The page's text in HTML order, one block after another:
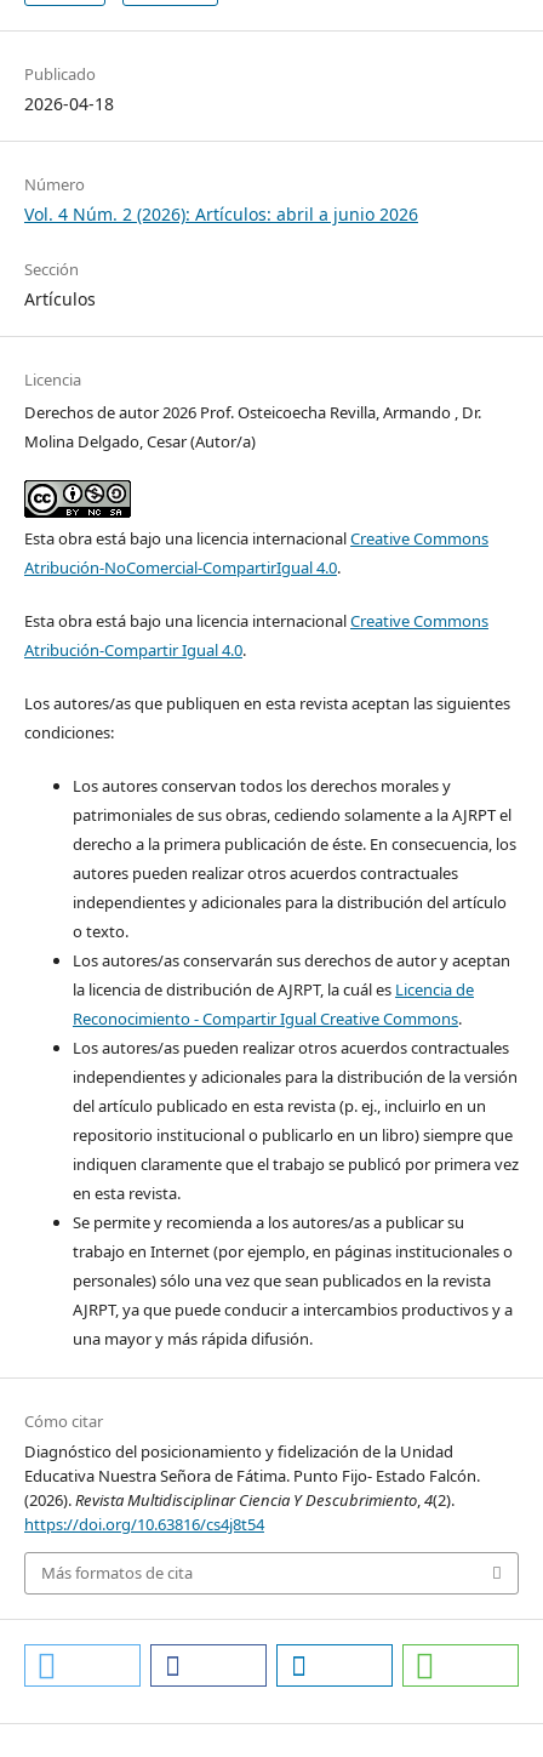
Publicado
2026-04-18
Número
Vol. 4 Núm. 2 (2026): Artículos: abril a junio 2026
Sección
Artículos
Licencia
Derechos de autor 2026 Prof. Osteicoecha Revilla, Armando , Dr.
Molina Delgado, Cesar (Autor/a)
Esta obra está bajo una licencia internacionalCreative Commons
Atribución-NoComercial-CompartirIgual 4.0.
Esta obra está bajo una licencia internacionalCreative Commons
Atribución-Compartir Igual 4.0.
Los autores/as que publiquen en esta revista aceptan las siguientes
condiciones:
Los autores conservan todos los derechos morales y
patrimoniales de sus obras, cediendo solamente a la AJRPT el
derecho a la primera publicación de éste. En consecuencia, los
autores pueden realizar otros acuerdos contractuales
independientes y adicionales para la distribución del artículo
o texto.
Los autores/as conservarán sus derechos de autor y aceptan
la licencia de distribución de AJRPT, la cuál es Licencia de
Reconocimiento - Compartir Igual Creative Commons.
Los autores/as pueden realizar otros acuerdos contractuales
independientes y adicionales para la distribución de la versión
del artículo publicado en esta revista (p. ej., incluirlo en un
repositorio institucional o publicarlo en un libro) siempre que
indiquen claramente que el trabajo se publicó por primera vez
en esta revista.
Se permite y recomienda a los autores/as a publicar su
trabajo en Internet (por ejemplo, en páginas institucionales o
personales) sólo una vez que sean publicados en la revista
AJRPT, ya que puede conducir a intercambios productivos y a
una mayor y más rápida difusión.
Cómo citar
Diagnóstico del posicionamiento y fidelización de la Unidad
Educativa Nuestra Señora de Fátima. Punto Fijo- Estado Falcón.
(2026).Revista Multidisciplinar Ciencia Y Descubrimiento,4(2).
https://doi.org/10.63816/cs4j8t54
Más formatos de cita